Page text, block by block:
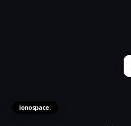
ionospace.